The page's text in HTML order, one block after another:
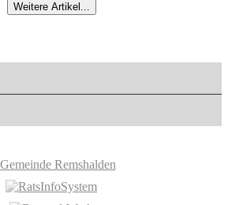
Weitere Artikel...